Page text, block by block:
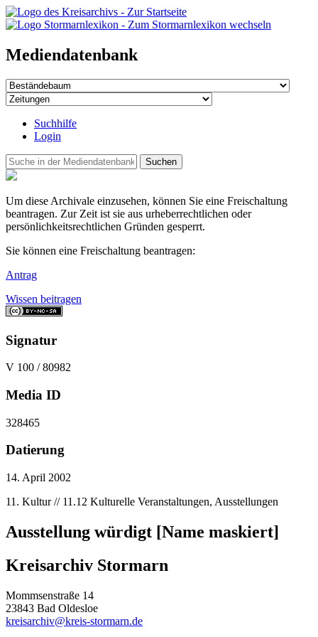
Mediendatenbank
Suchhilfe
Login
Suchen
Um diese Archivale einzusehen, können Sie eine Freischaltung
beantragen. Zur Zeit ist sie aus urheberrechtlichen oder
persönlichkeitsrechtlichen Gründen gesperrt.
Sie können eine Freischaltung beantragen:
Antrag
Wissen beitragen
Signatur
V 100 / 80982
Media ID
328465
Datierung
14. April 2002
11. Kultur // 11.12 Kulturelle Veranstaltungen, Ausstellungen
Ausstellung würdigt [Name maskiert]
Kreisarchiv Stormarn
Mommsenstraße 14
23843 Bad Oldesloe
kreisarchiv@kreis-stormarn.de